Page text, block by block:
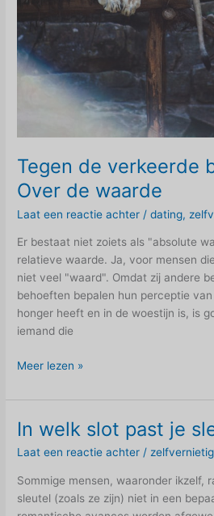
Tegen de verkeerde
Over de waarde
Laat een reactie achter /dating,
Er bestaat niet zoiets als "absolute
relatieve waarde. Ja, voor mensen
niet veel "waard". Omdat zij andere
behoeften bepalen hun perceptie
honger heeft en in de woestijn is, is
iemand die
Tegen
verkeerde
blaffen?
Over
waarde
Meer lezen »
In welk slot past je
Laat een reactie achter /
Sommige mensen, waaronder ikzelf,
sleutel (zoals ze zijn) niet in een